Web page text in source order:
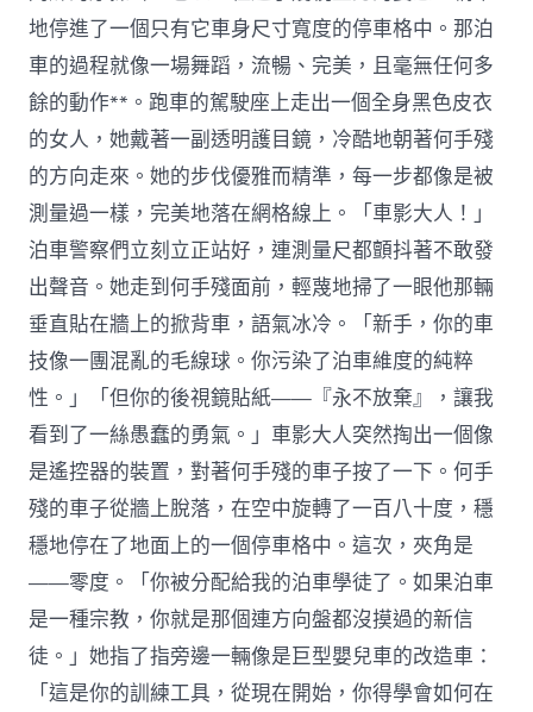
地停進了一個只有它車身尺寸寬度的停車格中。那泊
車的過程就像一場舞蹈，流暢、完美，且毫無任何多
餘的動作**。跑車的駕駛座上走出一個全身黑色皮衣
的女人，她戴著一副透明護目鏡，冷酷地朝著何手殘
的方向走來。她的步伐優雅而精準，每一步都像是被
測量過一樣，完美地落在網格線上。「車影大人！」
泊車警察們立刻立正站好，連測量尺都顫抖著不敢發
出聲音。她走到何手殘面前，輕蔑地掃了一眼他那輛
垂直貼在牆上的掀背車，語氣冰冷。「新手，你的車
技像一團混亂的毛線球。你污染了泊車維度的純粹
性。」「但你的後視鏡貼紙——『永不放棄』，讓我
看到了一絲愚蠢的勇氣。」車影大人突然掏出一個像
是遙控器的裝置，對著何手殘的車子按了一下。何手
殘的車子從牆上脫落，在空中旋轉了一百八十度，穩
穩地停在了地面上的一個停車格中。這次，夾角是
——零度。「你被分配給我的泊車學徒了。如果泊車
是一種宗教，你就是那個連方向盤都沒摸過的新信
徒。」她指了指旁邊一輛像是巨型嬰兒車的改造車：
「這是你的訓練工具，從現在開始，你得學會如何在